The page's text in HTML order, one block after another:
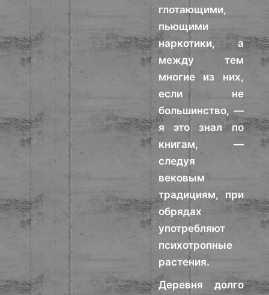
глотающими,
пьющими
наркотики, а
между тем
многие из них,
если не
большинство, —
я это знал по
книгам, —
следуя
вековым
традициям, при
обрядах
употребляют
психотропные
растения.
Деревня долго